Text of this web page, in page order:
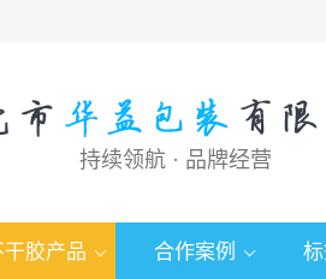
持续领航 · 品牌经营
干胶产品 合作案例